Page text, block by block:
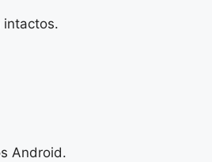
intactos.
Android.